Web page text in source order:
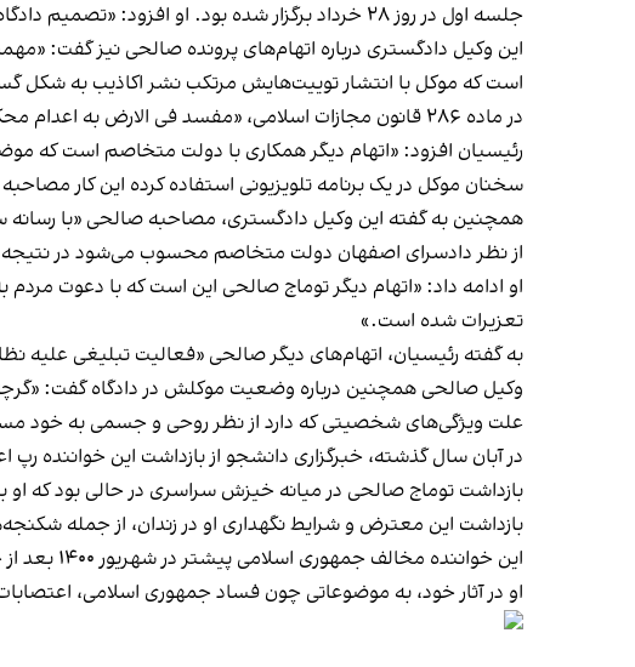
جلسه اول در روز ۲۸ خرداد برگزار شده بود. او افزود: «تصمیم دادگاه بر اساس قانون در یک هفته به ما ابلاغ خواهد شد».
است که موکل با انتشار توییت‌هایش مرتکب نشر اکاذیب به شکل
در ماده ۲۸۶ قانون مجازات اسلامی، «مفسد فی الارض به اعدام محکوم می‌گردد.»
سخنان موکل در یک برنامه تلویزیونی استفاده کرده این کار
همچنین به گفته این وکیل دادگستری، مصاحبه صالحی «با رسانه
از نظر دادسرای اصفهان دولت متخاصم محسوب می‌شود در
تعزیرات شده است.»
به گفته رئیسیان، اتهام‌های دیگر صالحی «فعالیت تبلیغی
وکیل صالحی همچنین درباره وضعیت موکلش در دادگاه گفت:
علت ویژگی‌های شخصیتی که دارد از نظر روحی و جسمی به خود
در آبان‌ سال گذشته، خبرگزاری دانشجو از بازداشت این خواننده
بازداشت توماج صالحی در میانه خیزش سراسری در حالی بود که
بازداشت این معترض و شرایط نگهداری او در زندان، از جمله
این خواننده مخالف جمهوری اسلامی پیشتر در شهریور ۱۴۰۰ بعد از خواندن آهنگ «‌سوراخ موش بخر» در اصفهان بازداشت و بعد از مدتی آزاد شده بود.
او در آثار خود، به موضوعاتی چون فساد جمهوری اسلامی،